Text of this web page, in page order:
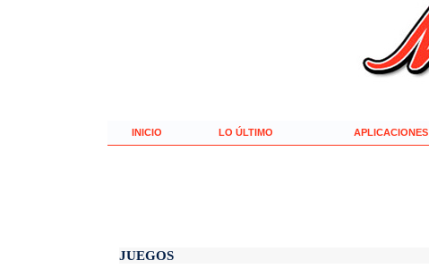
INICIO LO ÚLTIMO APLICACIONES
JUEGOS